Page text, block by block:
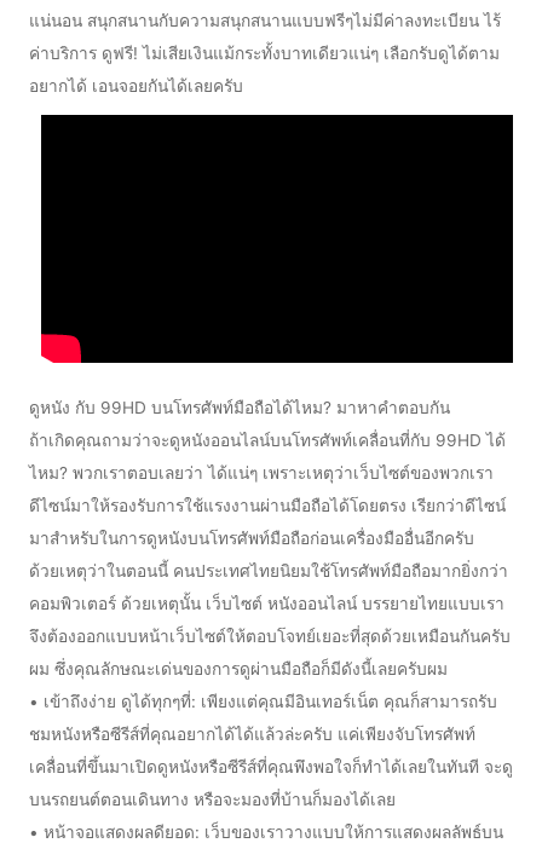
แน่นอน สนุกสนานกับความสนุกสนานแบบฟรีๆไม่มีค่าลงทะเบียน ไร้
ค่าบริการ ดูฟรี! ไม่เสียเงินแม้กระทั้งบาทเดียวแน่ๆ เลือกรับดูได้ตาม
อยากได้ เอนจอยกันได้เลยครับ
ดูหนัง กับ 99HD บนโทรศัพท์มือถือได้ไหม? มาหาคำตอบกัน
ถ้าเกิดคุณถามว่าจะดูหนังออนไลน์บนโทรศัพท์เคลื่อนที่กับ 99HD ได้
ไหม? พวกเราตอบเลยว่า ได้แน่ๆ เพราะเหตุว่าเว็บไซต์ของพวกเรา
ดีไซน์มาให้รองรับการใช้แรงงานผ่านมือถือได้โดยตรง เรียกว่าดีไซน์
มาสำหรับในการดูหนังบนโทรศัพท์มือถือก่อนเครื่องมืออื่นอีกครับ
ด้วยเหตุว่าในตอนนี้ คนประเทศไทยนิยมใช้โทรศัพท์มือถือมากยิ่งกว่า
คอมพิวเตอร์ ด้วยเหตุนั้น เว็บไซต์ หนังออนไลน์ บรรยายไทยแบบเรา
จึงต้องออกแบบหน้าเว็บไซต์ให้ตอบโจทย์เยอะที่สุดด้วยเหมือนกันครับ
ผม ซึ่งคุณลักษณะเด่นของการดูผ่านมือถือก็มีดังนี้เลยครับผม
• เข้าถึงง่าย ดูได้ทุกๆที่: เพียงแต่คุณมีอินเทอร์เน็ต คุณก็สามารถรับ
ชมหนังหรือซีรีส์ที่คุณอยากได้ได้แล้วล่ะครับ แค่เพียงจับโทรศัพท์
เคลื่อนที่ขึ้นมาเปิดดูหนังหรือซีรีส์ที่คุณพึงพอใจก็ทำได้เลยในทันที จะดู
บนรถยนต์ตอนเดินทาง หรือจะมองที่บ้านก็มองได้เลย
• หน้าจอแสดงผลดียอด: เว็บของเราวางแบบให้การแสดงผลลัพธ์บน